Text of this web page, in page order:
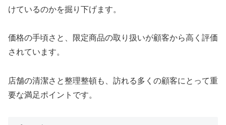
けているのかを掘り下げます。
価格の手頃さと、限定商品の取り扱いが顧客から高く評価
されています。
店舗の清潔さと整理整頓も、訪れる多くの顧客にとって重
要な満足ポイントです。